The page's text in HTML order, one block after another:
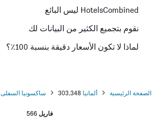
HotelsCombined ليس البائع
نقوم بتجميع الكثير من البيانات لك
لماذا لا تكون الأسعار دقيقة بنسبة 100٪؟
الصفحة الرئيسية ألمانيا 303,348 ساكسونيا السفلى
فاريل 566